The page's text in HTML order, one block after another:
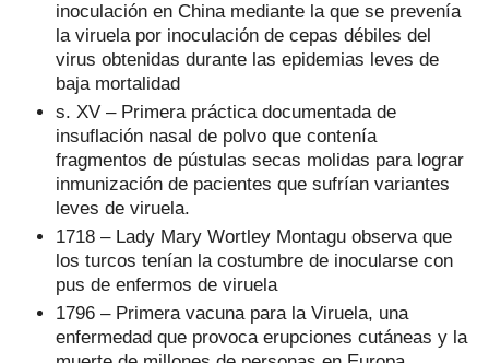
inoculación en China mediante la que se prevenía
la viruela por inoculación de cepas débiles del
virus obtenidas durante las epidemias leves de
baja mortalidad
s. XV – Primera práctica documentada de
insuflación nasal de polvo que contenía
fragmentos de pústulas secas molidas para lograr
inmunización de pacientes que sufrían variantes
leves de viruela.
1718 – Lady Mary Wortley Montagu observa que
los turcos tenían la costumbre de inocularse con
pus de enfermos de viruela
1796 – Primera vacuna para la Viruela, una
enfermedad que provoca erupciones cutáneas y la